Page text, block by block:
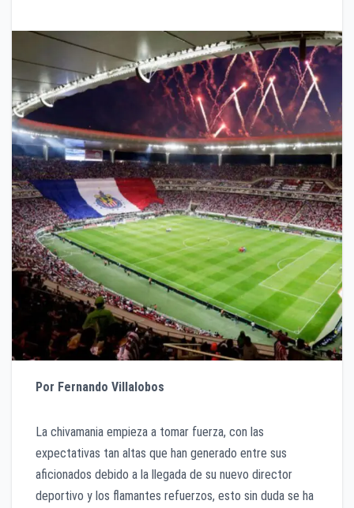
Por Fernando Villalobos
La chivamania empieza a tomar fuerza, con las
expectativas tan altas que han generado entre sus
aficionados debido a la llegada de su nuevo director
deportivo y los flamantes refuerzos, esto sin duda se ha